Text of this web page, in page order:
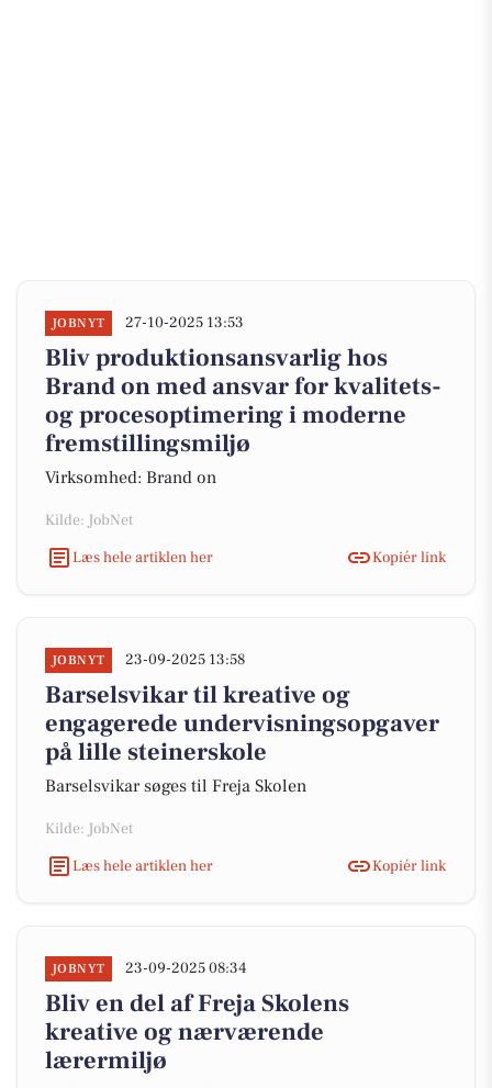
JOBNYT 27-10-2025 13:53
Bliv produktionsansvarlig hos
Brand on med ansvar for kvalitets-
og procesoptimering i moderne
fremstillingsmiljø
Virksomhed: Brand on
Kilde: JobNet
Læs hele artiklen her
Kopiér link
JOBNYT 23-09-2025 13:58
Barselsvikar til kreative og
engagerede undervisningsopgaver
på lille steinerskole
Barselsvikar søges til Freja Skolen
Kilde: JobNet
Læs hele artiklen her
Kopiér link
JOBNYT 23-09-2025 08:34
Bliv en del af Freja Skolens
kreative og nærværende
lærermiljø